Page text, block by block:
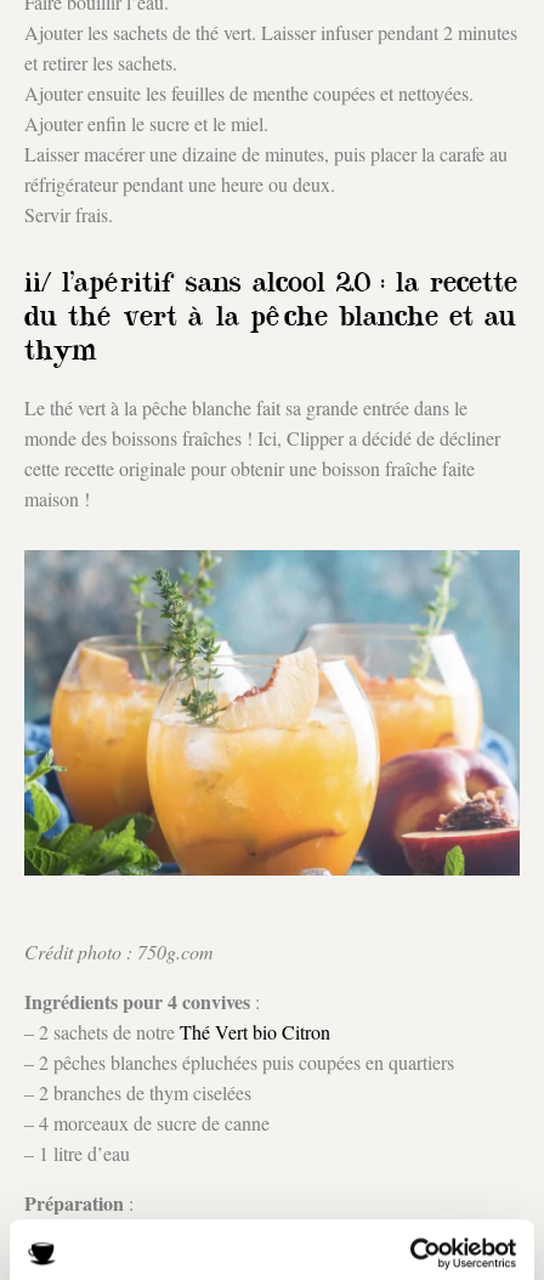
Ajouter les sachets de thé vert. Laisser infuser pendant 2 minutes
et retirer les sachets.
Ajouter ensuite les feuilles de menthe coupées et nettoyées.
Ajouter enfin le sucre et le miel.
Laisser macérer une dizaine de minutes, puis placer la carafe au
réfrigérateur pendant une heure ou deux.
Servir frais.
ii/ l’apéritif sans alcool 2.0 : la recette
du thé vert à la pêche blanche et au
thym
Le thé vert à la pêche blanche fait sa grande entrée dans le
monde des boissons fraîches ! Ici, Clipper a décidé de décliner
cette recette originale pour obtenir une boisson fraîche faite
maison !
Crédit photo : 750g.com
Ingrédients pour 4 convives :
– 2 sachets de notreThé Vert bio Citron
– 2 pêches blanches épluchées puis coupées en quartiers
– 2 branches de thym ciselées
– 4 morceaux de sucre de canne
– 1 litre d’eau
Préparation :
Ajouter les sachets de thé vert. Laisser infuser pendant 2 minutes